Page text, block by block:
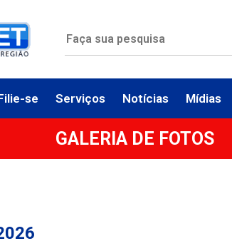
se Serviços Notícias Mídias
GALERIA DE FOTOS